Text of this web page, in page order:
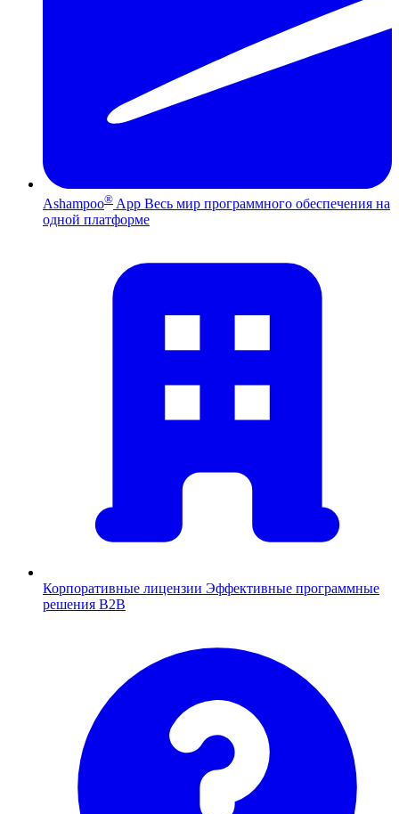
Ashampoo® App Весь мир программного обеспечения на
одной платформе
Корпоративные лицензии Эффективные программные
решения B2B